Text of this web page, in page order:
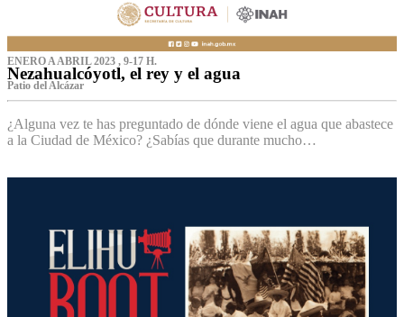
ENERO A ABRIL 2023 , 9-17 H.
Nezahualcóyotl, el rey y el agua
Patio del Alcázar
¿Alguna vez te has preguntado de dónde viene el agua que abastece
a la Ciudad de México? ¿Sabías que durante mucho…